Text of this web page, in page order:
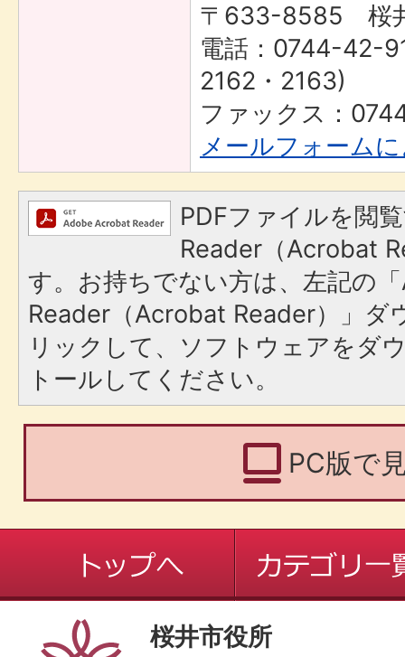
〒633-8585 桜
電話：0744-42-
2162・2163)
ファックス：
メールフォーム
PDFファイルを閲
Reader（Acrobat
す。お持ちでない方は、左記の
Reader（Acrobat Reader）」ダ
リックして、ソフトウェアをダ
トールしてください。
PC版で
桜井市役所